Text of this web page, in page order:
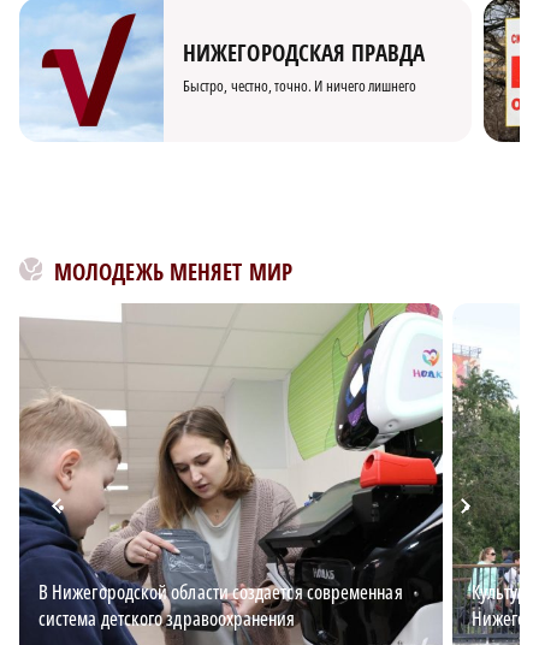
НИЖЕГОРОДСКАЯ ПРАВДА
Быстро, честно, точно. И ничего лишнего
МОЛОДЕЖЬ МЕНЯЕТ МИР
В Нижегородской области создается современная
система детского здравоохранения